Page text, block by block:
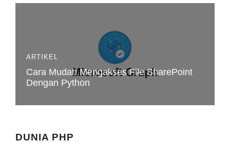
ARTIKEL
Cara Mudah Mengakses File SharePoint
Dengan Python
DUNIA PHP